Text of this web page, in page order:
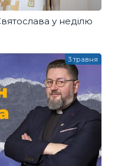
у неділю
3 травня